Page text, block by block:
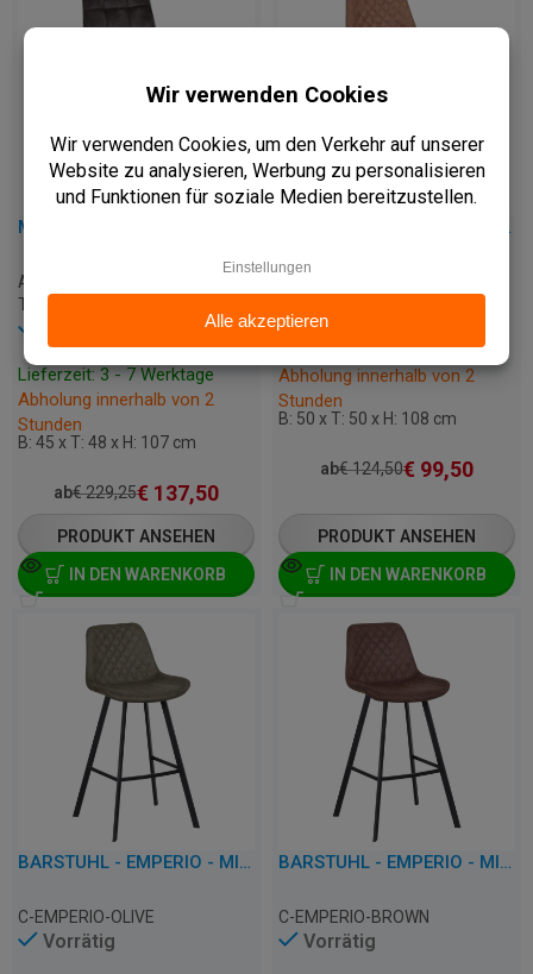
METALL-BARSTUHL - JADI
A-BARSTOEL-JADI-ANTHRACI
TE
Lieferzeit: 3 - 7 Werktage
Abholung innerhalb von 2
Stunden
B: 45 x T: 48 x H: 107 cm
ab€229,25€ 137,50
PRODUKT ANSEHEN
IN DEN WARENKORB
BARSTUHL - EMPERIO - MIKROFASER
C-EMPERIO-COGNAC
Lieferzeit: 3 - 7 Werktage
Abholung innerhalb von 2
Stunden
B: 50 x T: 50 x H: 108 cm
ab€124,50€ 99,50
PRODUKT ANSEHEN
IN DEN WARENKORB
BARSTUHL - EMPERIO - MIKROFASER
C-EMPERIO-OLIVE
Vorrätig
BARSTUHL - EMPERIO - MIKROFASER
C-EMPERIO-BROWN
Vorrätig